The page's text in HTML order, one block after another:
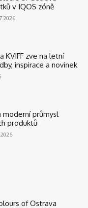
v IQOS zóně
KVIFF zve na letní
inspirace a novinek
moderní průmysl
produktů
of Ostrava